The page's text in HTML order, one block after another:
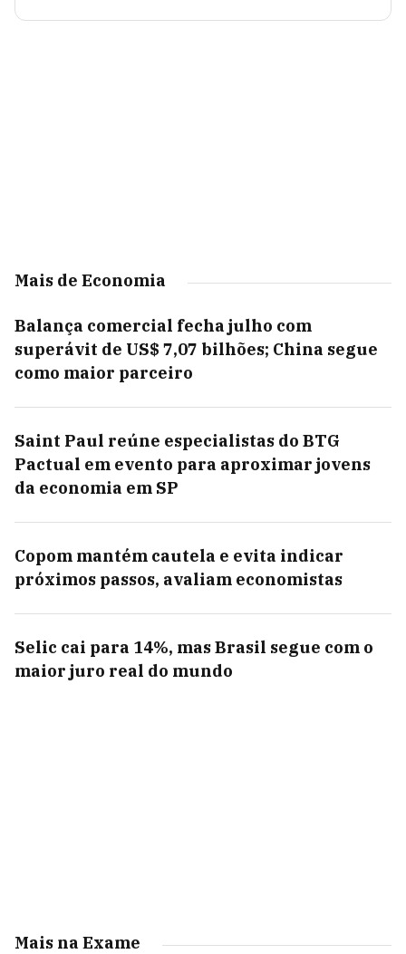
Mais de Economia
Balança comercial fecha julho com
superávit de US$ 7,07 bilhões; China segue
como maior parceiro
Saint Paul reúne especialistas do BTG
Pactual em evento para aproximar jovens
da economia em SP
Copom mantém cautela e evita indicar
próximos passos, avaliam economistas
Selic cai para 14%, mas Brasil segue com o
maior juro real do mundo
Mais na Exame